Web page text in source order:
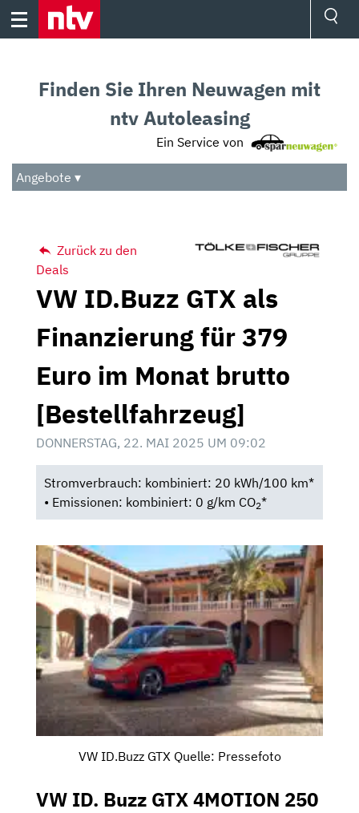
Skip
Audio
Das Beste
Finden Sie Ihren Neuwagen mit
ntv Autoleasing
Ein Service von
Angebote ▾
Zurück zu den
Deals
VW ID.Buzz GTX als
Finanzierung für 379
Euro im Monat brutto
[Bestellfahrzeug]
DONNERSTAG, 22. MAI 2025 UM 09:02
Stromverbrauch: kombiniert: 20 kWh/100 km*
• Emissionen: kombiniert: 0 g/km CO2*
VW ID.Buzz GTX Quelle: Pressefoto
VW ID. Buzz GTX 4MOTION 250